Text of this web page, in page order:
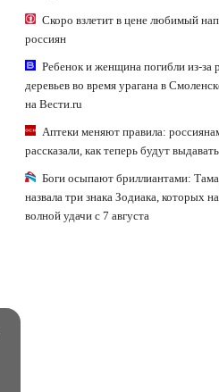
Скоро взлетит в цене любимый
россиян
Ребенок и женщина погибли из-за
деревьев во время урагана в
на Вести.ru
Аптеки меняют правила:
рассказали, как теперь будут
Боги осыпают бриллиантами:
назвала три знака Зодиака, которых
волной удачи с 7 августа